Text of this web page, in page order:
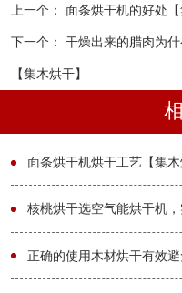
上一个： 面条烘干机的好处【
下一个： 干燥出来的腊肉为
【集木烘干】
面条烘干机烘干工艺【集木
核桃烘干选空气能烘干机
品品质更强-[集木烘干]
正确的使用木材烘干有效